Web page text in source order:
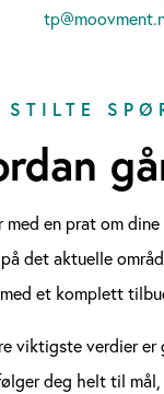
STILTE
med en prat om
det aktuelle
et komplett
viktigste verdier
deg helt til